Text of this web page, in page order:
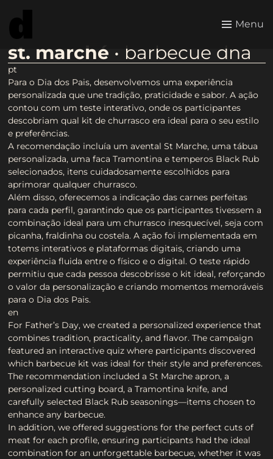
Menu
st. marché • barbecue dna
pt
Para o Dia dos Pais, desenvolvemos uma experiência
personalizada que une tradição, praticidade e sabor. A ação
contou com um teste interativo, onde os participantes
descobriam qual kit de churrasco era ideal para o seu estilo
e preferências.
A recomendação incluía um avental St Marche, uma tábua
personalizada, uma faca Tramontina e temperos Black Rub
selecionados, itens cuidadosamente escolhidos para
aprimorar qualquer churrasco.
Além disso, oferecemos a indicação das carnes perfeitas
para cada perfil, garantindo que os participantes tivessem a
combinação ideal para um churrasco inesquecível, seja com
picanha, fraldinha ou costela. A ação foi implementada em
totems interativos e plataformas digitais, criando uma
experiência fluida entre o físico e o digital. O teste rápido
permitiu que cada pessoa descobrisse o kit ideal, reforçando
o valor da personalização e criando momentos memoráveis
para o Dia dos Pais.
en
For Father’s Day, we created a personalized experience that
combines tradition, practicality, and flavor. The campaign
featured an interactive quiz where participants discovered
which barbecue kit was ideal for their style and preferences.
The recommendation included a St Marche apron, a
personalized cutting board, a Tramontina knife, and
carefully selected Black Rub seasonings—items chosen to
enhance any barbecue.
In addition, we offered suggestions for the perfect cuts of
meat for each profile, ensuring participants had the ideal
combination for an unforgettable barbecue, whether it was